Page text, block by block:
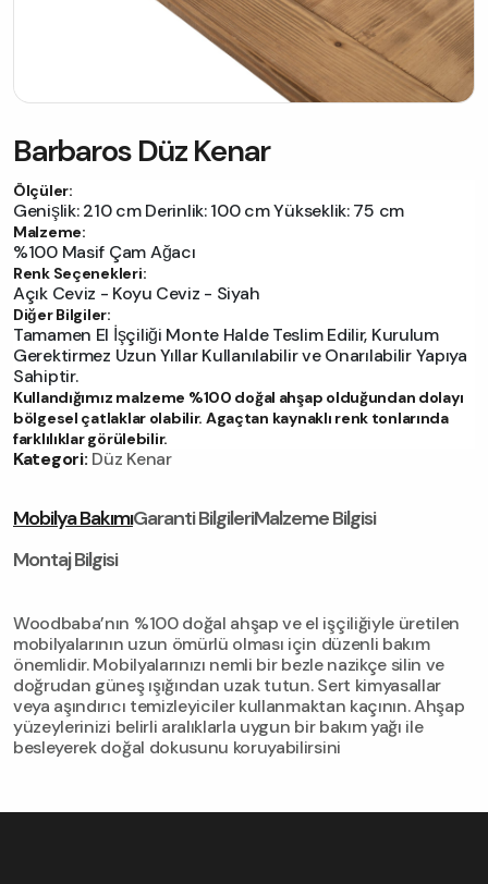
Barbaros Düz Kenar
Ölçüler:
Genişlik: 210 cm Derinlik: 100 cm Yükseklik: 75 cm
Malzeme:
%100 Masif Çam Ağacı
Renk Seçenekleri:
Açık Ceviz - Koyu Ceviz - Siyah
Diğer Bilgiler:
Tamamen El İşçiliği Monte Halde Teslim Edilir, Kurulum
Gerektirmez Uzun Yıllar Kullanılabilir ve Onarılabilir Yapıya
Sahiptir.
Kullandığımız malzeme %100 doğal ahşap olduğundan dolayı
bölgesel çatlaklar olabilir. Agaçtan kaynaklı renk tonlarında
farklılıklar görülebilir.
Kategori: Düz Kenar
Mobilya BakımıGaranti BilgileriMalzeme Bilgisi
Montaj Bilgisi
Woodbaba’nın %100 doğal ahşap ve el işçiliğiyle üretilen
mobilyalarının uzun ömürlü olması için düzenli bakım
önemlidir. Mobilyalarınızı nemli bir bezle nazikçe silin ve
doğrudan güneş ışığından uzak tutun. Sert kimyasallar
veya aşındırıcı temizleyiciler kullanmaktan kaçının. Ahşap
yüzeylerinizi belirli aralıklarla uygun bir bakım yağı ile
besleyerek doğal dokusunu koruyabilirsini